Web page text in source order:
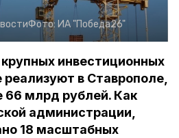
Фото: ИА "Победа26"
инвестиционных
в Ставрополе,
66 млрд рублей. Как
администрации,
18 масштабных